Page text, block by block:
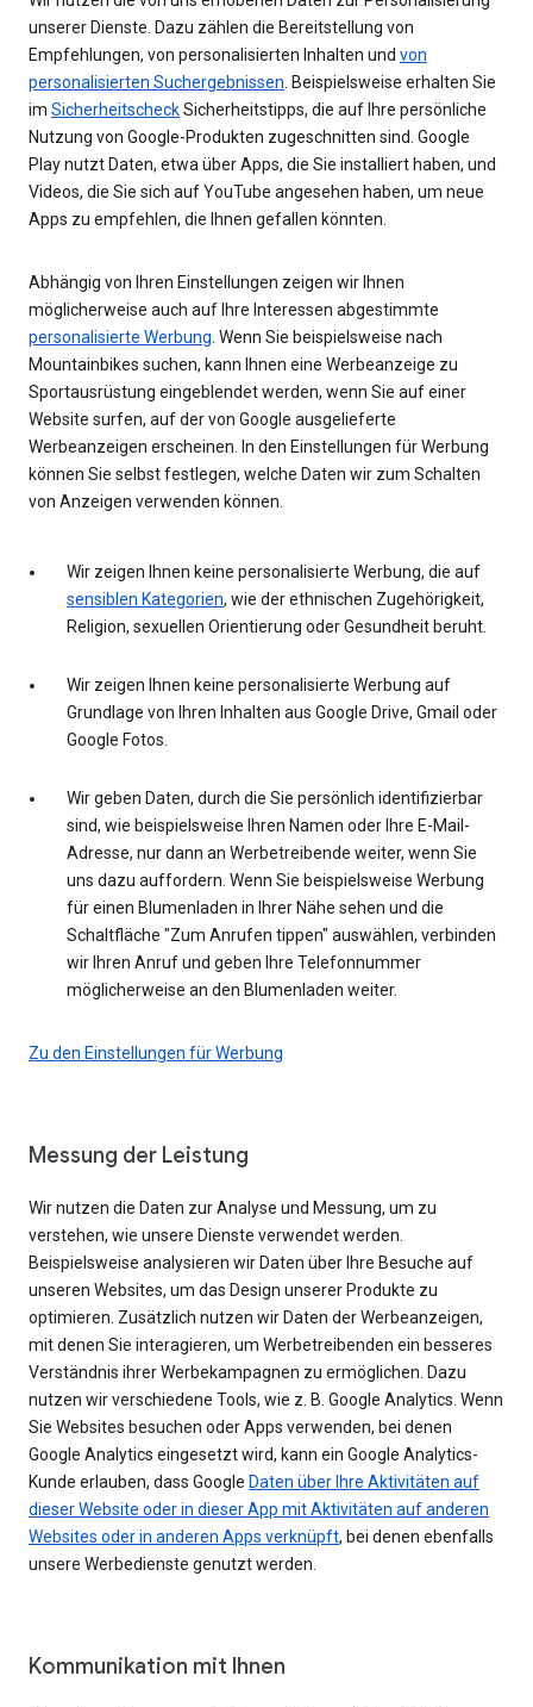
unserer Dienste. Dazu zählen die Bereitstellung von
Empfehlungen, von personalisierten Inhalten und von
personalisierten Suchergebnissen . Beispielsweise erhalten Sie
im SicherheitscheckSicherheitstipps, die auf Ihre persönliche
Nutzung von Google-Produkten zugeschnitten sind. Google
Play nutzt Daten, etwa über Apps, die Sie installiert haben, und
Videos, die Sie sich auf YouTube angesehen haben, um neue
Apps zu empfehlen, die Ihnen gefallen könnten.
Abhängig von Ihren Einstellungen zeigen wir Ihnen
möglicherweise auch auf Ihre Interessen abgestimmte
personalisierte Werbung . Wenn Sie beispielsweise nach
Mountainbikes suchen, kann Ihnen eine Werbeanzeige zu
Sportausrüstung eingeblendet werden, wenn Sie auf einer
Website surfen, auf der von Google ausgelieferte
Werbeanzeigen erscheinen. In den Einstellungen für Werbung
können Sie selbst festlegen, welche Daten wir zum Schalten
von Anzeigen verwenden können.
Wir zeigen Ihnen keine personalisierte Werbung, die auf
sensiblen Kategorien, wie der ethnischen Zugehörigkeit,
Religion, sexuellen Orientierung oder Gesundheit beruht.
Wir zeigen Ihnen keine personalisierte Werbung auf
Grundlage von Ihren Inhalten aus Google Drive, Gmail oder
Google Fotos.
Wir geben Daten, durch die Sie persönlich identifizierbar
sind, wie beispielsweise Ihren Namen oder Ihre E-Mail-
Adresse, nur dann an Werbetreibende weiter, wenn Sie
uns dazu auffordern. Wenn Sie beispielsweise Werbung
für einen Blumenladen in Ihrer Nähe sehen und die
Schaltfläche "Zum Anrufen tippen" auswählen, verbinden
wir Ihren Anruf und geben Ihre Telefonnummer
möglicherweise an den Blumenladen weiter.
Zu den Einstellungen für Werbung
Messung der Leistung
Wir nutzen die Daten zur Analyse und Messung, um zu
verstehen, wie unsere Dienste verwendet werden.
Beispielsweise analysieren wir Daten über Ihre Besuche auf
unseren Websites, um das Design unserer Produkte zu
optimieren. Zusätzlich nutzen wir Daten der Werbeanzeigen,
mit denen Sie interagieren, um Werbetreibenden ein besseres
Verständnis ihrer Werbekampagnen zu ermöglichen. Dazu
nutzen wir verschiedene Tools, wie z. B. Google Analytics. Wenn
Sie Websites besuchen oder Apps verwenden, bei denen
Google Analytics eingesetzt wird, kann ein Google Analytics-
Kunde erlauben, dass Google Daten über Ihre Aktivitäten auf
dieser Website oder in dieser App mit Aktivitäten auf anderen
Websites oder in anderen Apps verknüpft, bei denen ebenfalls
unsere Werbedienste genutzt werden.
Kommunikation mit Ihnen